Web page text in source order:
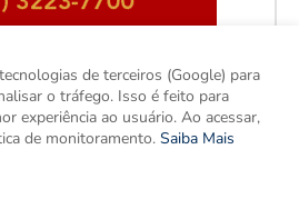
de terceiros (Google) para
o tráfego. Isso é feito para
experiência ao usuário. Ao acessar,
de monitoramento. Saiba Mais